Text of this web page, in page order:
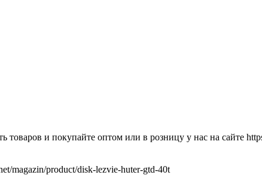
и покупайте оптом или в розницу у нас на сайте
magazin/product/disk-lezvie-huter-gtd-40t